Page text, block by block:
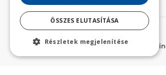
Copyright © 2022 Golfker Kft. -
ÖSSZES ELUTASÍTÁSA
Részletek megjelenítése